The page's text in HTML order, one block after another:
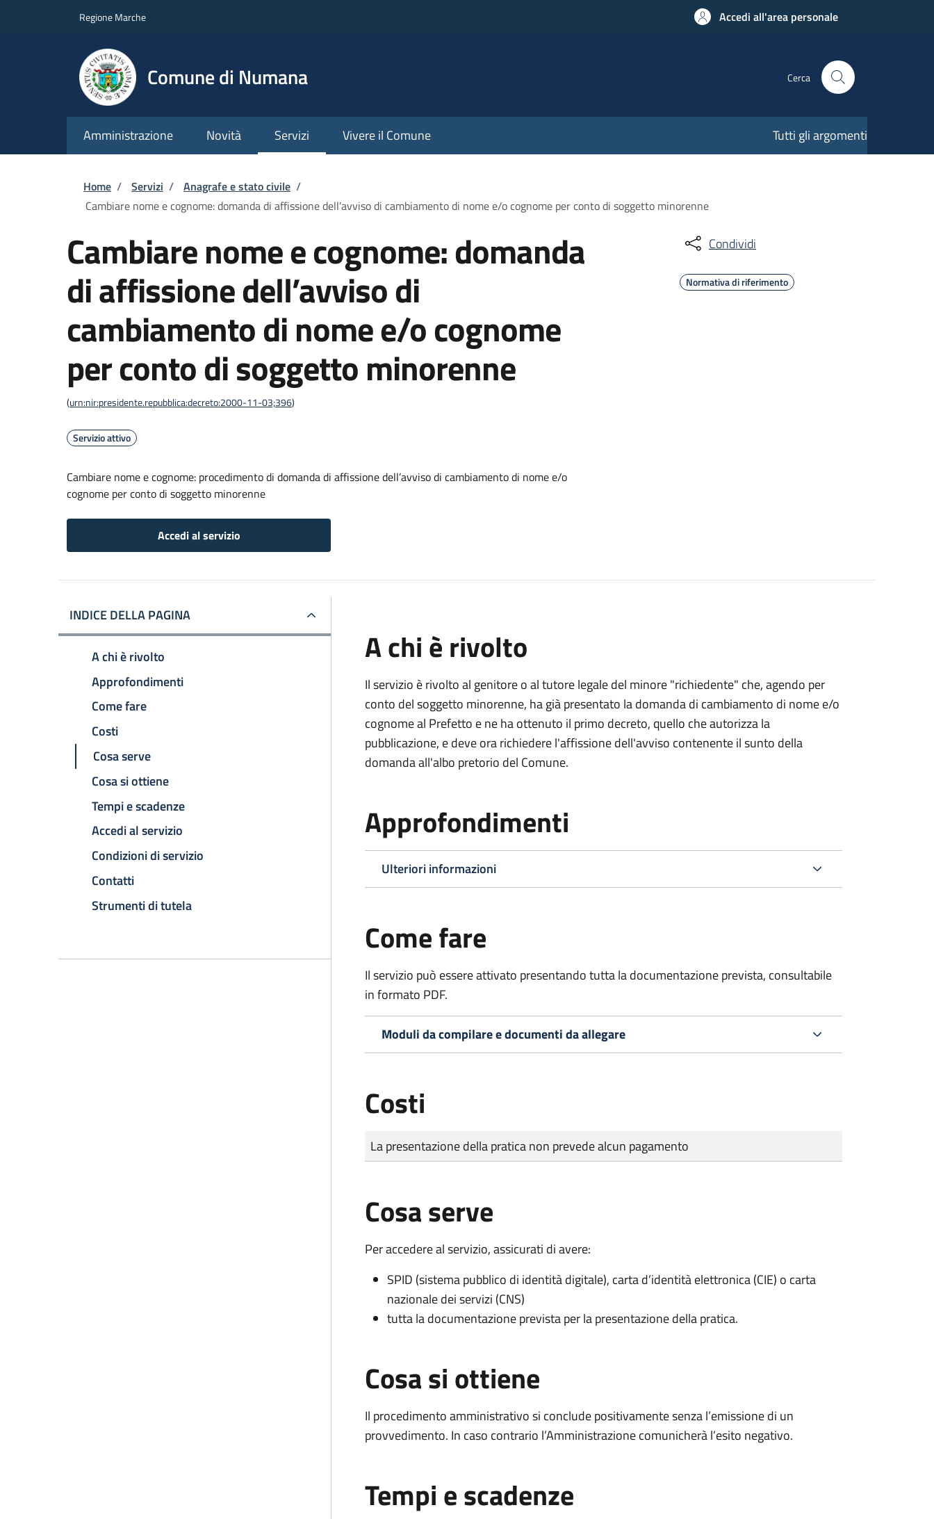
Regione Marche Accedi all'area personale
Comune di Numana Cerca
Amministrazione Novità Servizi Vivere il Comune Tutti gli argomenti
Briciole di pane
Home / Servizi / Anagrafe e stato civile /
Cambiare nome e cognome: domanda di affissione dell’avviso di cambiamento di nome e/o cognome per conto di soggetto minorenne
Cambiare nome e cognome: domanda
di affissione dell’avviso di
cambiamento di nome e/o cognome
per conto di soggetto minorenne
(urn:nir:presidente.repubblica:decreto:2000-11-03;396)
Servizio attivo
Cambiare nome e cognome: procedimento di domanda di affissione dell’avviso di cambiamento di nome e/o
cognome per conto di soggetto minorenne
Accedi al servizio
Condividi
Normativa di riferimento
INDICE DELLA PAGINA
A chi è rivolto
Approfondimenti
Come fare
Costi
Cosa serve
Cosa si ottiene
Tempi e scadenze
Accedi al servizio
Condizioni di servizio
Contatti
Strumenti di tutela
A chi è rivolto
Il servizio è rivolto al genitore o al tutore legale del minore "richiedente" che, agendo per
conto del soggetto minorenne, ha già presentato la domanda di cambiamento di nome e/o
cognome al Prefetto e ne ha ottenuto il primo decreto, quello che autorizza la
pubblicazione, e deve ora richiedere l'affissione dell'avviso contenente il sunto della
domanda all'albo pretorio del Comune.
Approfondimenti
Ulteriori informazioni
Come fare
Il servizio può essere attivato presentando tutta la documentazione prevista, consultabile
in formato PDF.
Moduli da compilare e documenti da allegare
Costi
Tipo di pagamento
Importo
La presentazione della pratica non prevede alcun pagamento
Cosa serve
Per accedere al servizio, assicurati di avere:
SPID (sistema pubblico di identità digitale), carta d’identità elettronica (CIE) o carta
nazionale dei servizi (CNS)
tutta la documentazione prevista per la presentazione della pratica.
Cosa si ottiene
Il procedimento amministrativo si conclude positivamente senza l’emissione di un
provvedimento. In caso contrario l’Amministrazione comunicherà l’esito negativo.
Tempi e scadenze